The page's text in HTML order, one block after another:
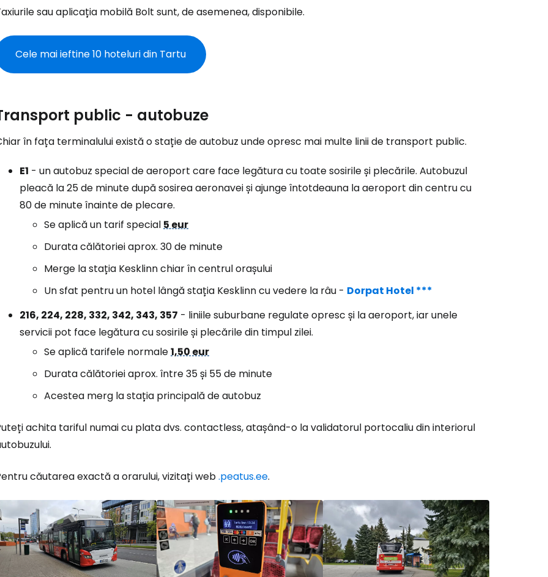
sau aplicația mobilă Bolt sunt, de asemenea, disponibile.
Cele mai ieftine 10 hoteluri din Tartu
public - autobuze
în fața terminalului există o stație de autobuz unde opresc mai multe linii de transport public.
E1 - un autobuz special de aeroport care face legătura cu toate sosirile și plecările. Autobuzul
pleacă la 25 de minute după sosirea aeronavei și ajunge întotdeauna la aeroport din centru cu
80 de minute înainte de plecare.
Se aplică un tarif special5 eur
Durata călătoriei aprox. 30 de minute
Merge la stația Kesklinn chiar în centrul orașului
Un sfat pentru un hotel lângă stația Kesklinn cu vedere la râu - Dorpat Hotel ***
216, 224, 228, 332, 342, 343, 357 - liniile suburbane regulate opresc și la aeroport, iar unele
servicii pot face legătura cu sosirile și plecările din timpul zilei.
Se aplică tarifele normale1,50 eur
Durata călătoriei aprox. între 35 și 55 de minute
Acestea merg la stația principală de autobuz
achita tariful numai cu plata dvs. contactless, atașând-o la validatorul portocaliu din interiorul
căutarea exactă a orarului, vizitați web.peatus.ee.
Conectați-vă la Cestee
... comunitatea mondială a călătorilor
Continuați cu Google
Continuați cu Facebook
Continuați cu e-mailul